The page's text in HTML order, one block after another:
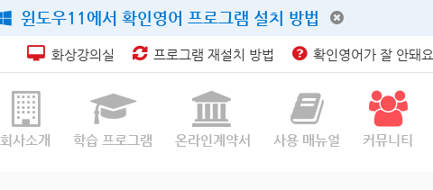
윈도우11에서 확인영어 프로그램 설치 방법
화상강의실 프로그램 재설치 방법 확인영어가 잘 안돼요
회사소개 학습 프로그램 온라인계약서 사용 매뉴얼 커뮤니티